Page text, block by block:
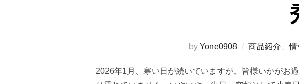
by Yone0908 商品紹介 、情
2026年1月、寒い日が続いていますが、皆様いかがお